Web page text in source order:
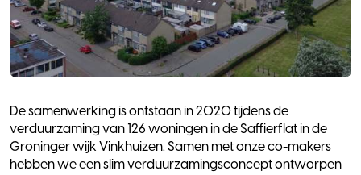
De samenwerking is ontstaan in 2020 tijdens de
verduurzaming van 126 woningen in de Saffierflat in de
Groninger wijk Vinkhuizen. Samen met onze co-makers
hebben we een slim verduurzamingsconcept ontworpen